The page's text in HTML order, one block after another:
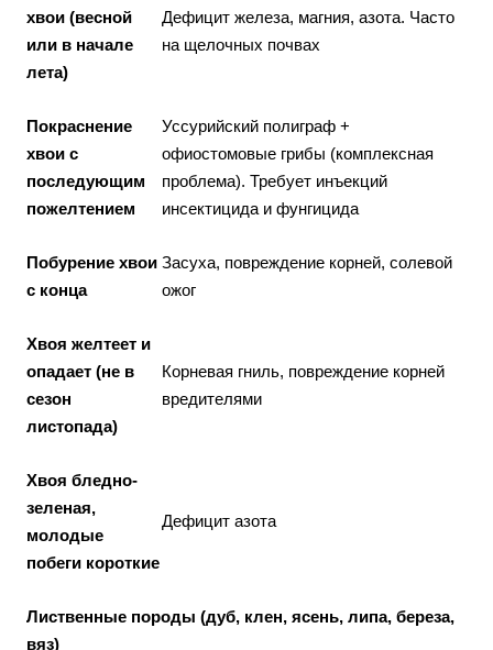
хвои (весной
или в начале
лета)
Дефицит железа, магния, азота. Часто
на щелочных почвах
Покраснение
хвои с
последующим
пожелтением
Уссурийский полиграф +
офиостомовые грибы (комплексная
проблема). Требует инъекций
инсектицида и фунгицида
Побурение хвои
с конца
Засуха, повреждение корней, солевой
ожог
Хвоя желтеет и
опадает (не в
сезон
листопада)
Корневая гниль, повреждение корней
вредителями
Хвоя бледно-
зеленая,
молодые
побеги короткие
Дефицит азота
Лиственные породы (дуб, клен, ясень, липа, береза,
вяз)